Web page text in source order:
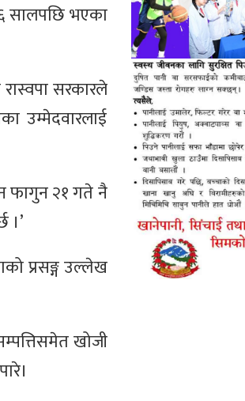
सालपछि भएका
सरकारले
उम्मेदवारलाई
फागुन २१ गते नै
।’
प्रसङ्ग उल्लेख
खोजी